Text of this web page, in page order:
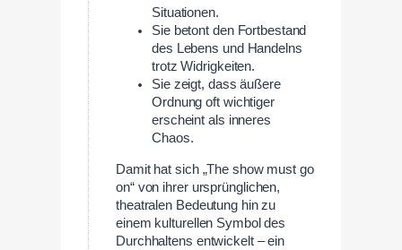
Situationen.
Sie betont den Fortbestand
des Lebens und Handelns
trotz Widrigkeiten.
Sie zeigt, dass äußere
Ordnung oft wichtiger
erscheint als inneres
Chaos.
Damit hat sich „The show must go
on“ von ihrer ursprünglichen,
theatralen Bedeutung hin zu
einem kulturellen Symbol des
Durchhaltens entwickelt – ein